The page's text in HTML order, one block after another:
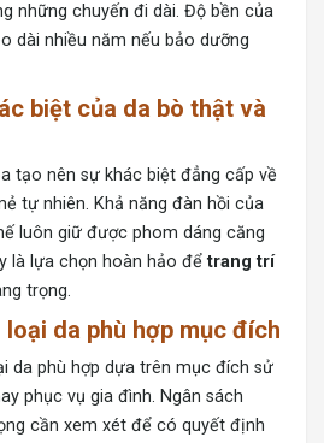
những chuyến đi dài. Độ bền của
dài nhiều năm nếu bảo dưỡng
biệt của da bò thật và
tạo nên sự khác biệt đẳng cấp về
tự nhiên. Khả năng đàn hồi của
luôn giữ được phom dáng căng
là lựa chọn hoàn hảo đểtrang trí
trọng.
da phù hợp mục đích
da phù hợp dựa trên mục đích sử
phục vụ gia đình. Ngân sách
cần xem xét để có quyết định